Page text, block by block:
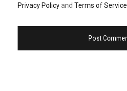
Privacy Policyand Terms of Service